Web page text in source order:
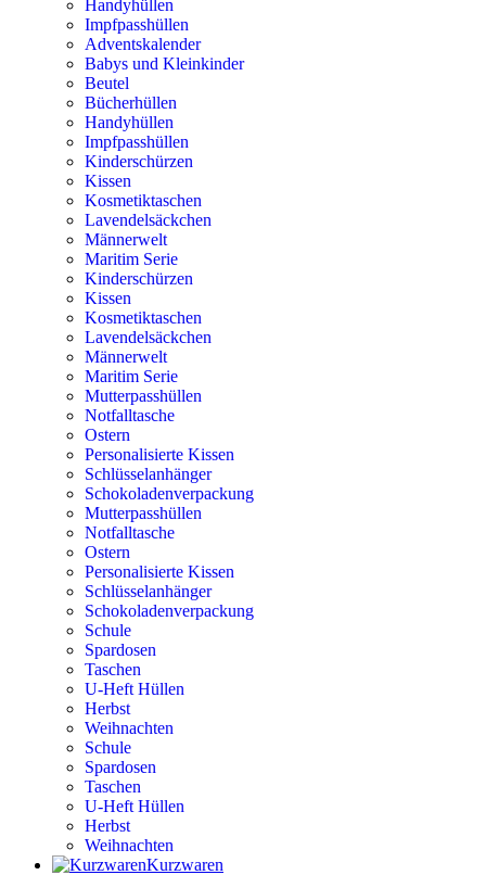
Handyhüllen
Impfpasshüllen
Adventskalender
Babys und Kleinkinder
Beutel
Bücherhüllen
Handyhüllen
Impfpasshüllen
Kinderschürzen
Kissen
Kosmetiktaschen
Lavendelsäckchen
Männerwelt
Maritim Serie
Kinderschürzen
Kissen
Kosmetiktaschen
Lavendelsäckchen
Männerwelt
Maritim Serie
Mutterpasshüllen
Notfalltasche
Ostern
Personalisierte Kissen
Schlüsselanhänger
Schokoladenverpackung
Mutterpasshüllen
Notfalltasche
Ostern
Personalisierte Kissen
Schlüsselanhänger
Schokoladenverpackung
Schule
Spardosen
Taschen
U-Heft Hüllen
Herbst
Weihnachten
Schule
Spardosen
Taschen
U-Heft Hüllen
Herbst
Weihnachten
Kurzwaren